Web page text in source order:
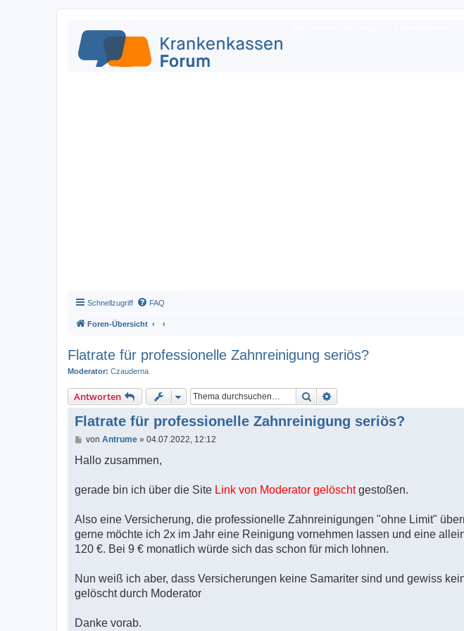
Schnellzugriff FAQ
Foren-Übersicht
Flatrate für professionelle Zahnreinigung seriös?
Moderator: Czauderna
Antworten Suche
Flatrate für professionelle Zahnreinigung seriös?
B
i
a
von Antrume» 04.07.2022, 12:12
Hallo zusammen,
gerade bin ich über die Site Link von Moderator gelöschtgestoßen.
Also eine Versicherung, die professionelle Zahnreinigungen "ohne Limit"
gerne möchte ich 2x im Jahr eine Reinigung vornehmen lassen und eine
120 €. Bei 9 € monatlich würde sich das schon für mich lohnen.
Nun weiß ich aber, dass Versicherungen keine Samariter sind und gewiss
gelöscht durch Moderator
Danke vorab.